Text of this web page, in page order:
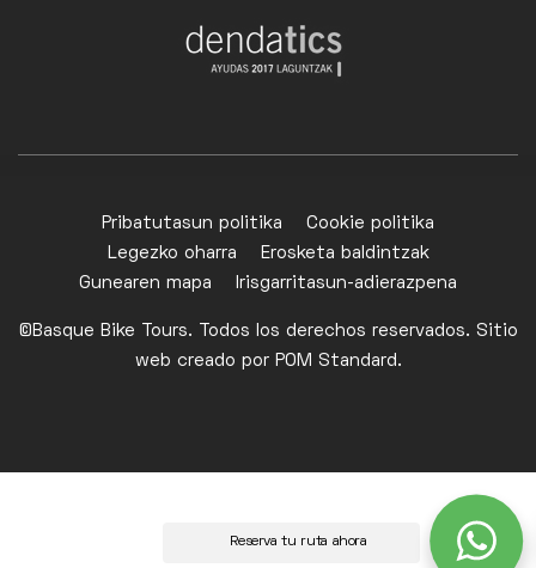
Pribatutasun politika
Cookie politika
Legezko oharra
Erosketa baldintzak
Gunearen mapa
Irisgarritasun-adierazpena
©Basque Bike Tours. Todos los derechos reservados. Sitio
web creado por POM Standard .
Reserva tu ruta ahora